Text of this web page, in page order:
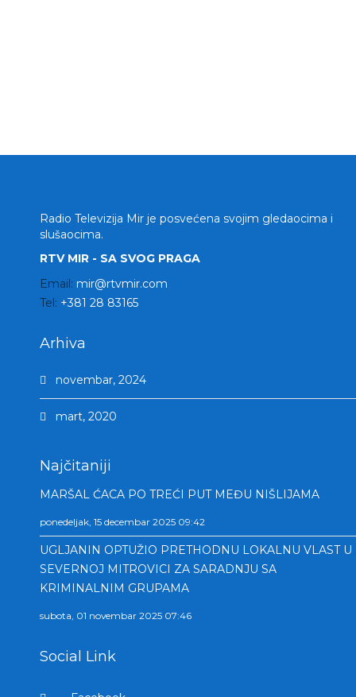
Radio Televizija Mir je posvećena svojim gledaocima i
slušaocima.
RTV MIR - SA SVOG PRAGA
Email: mir@rtvmir.com
Tel: +381 28 83165
Arhiva
novembar, 2024
mart, 2020
Najčitaniji
MARŠAL ĆACA PO TREĆI PUT MEĐU NIŠLIJAMA
ponedeljak, 15 decembar 2025 09:42
UGLJANIN OPTUŽIO PRETHODNU LOKALNU VLAST U
SEVERNOJ MITROVICI ZA SARADNJU SA
KRIMINALNIM GRUPAMA
subota, 01 novembar 2025 07:46
Social Link